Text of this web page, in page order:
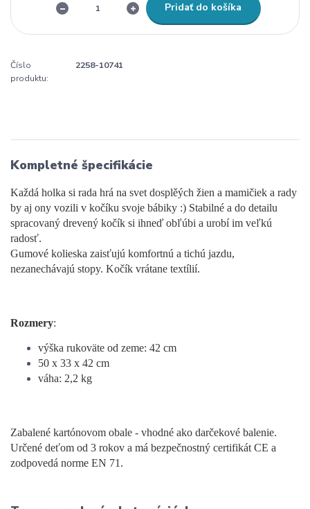
Pridať do košíka
Číslo
produktu:
2258-10741
Kompletné špecifikácie
Každá holka si rada hrá na svet dosplěých žien a mamičiek a rady
by aj ony vozili v kočíku svoje bábiky :) Stabilné a do detailu
spracovaný drevený kočík si ihneď obľúbi a urobí im veľkú
radosť.
Gumové kolieska zaisťujú komfortnú a tichú jazdu,
nezanechávajú stopy. Kočík vrátane textílií.
Rozmery:
výška rukoväte od zeme: 42 cm
50 x 33 x 42 cm
váha: 2,2 kg
Zabalené kartónovom obale - vhodné ako darčekové balenie.
Určené deťom od 3 rokov a má bezpečnostný certifikát CE a
zodpovedá norme EN 71.